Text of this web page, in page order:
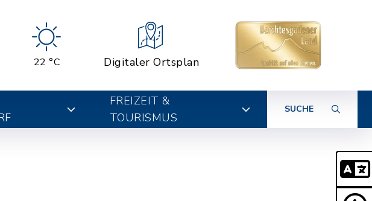
22 °C Digitaler Ortsplan
FREIZEIT &
TOURISMUS
SUCHE